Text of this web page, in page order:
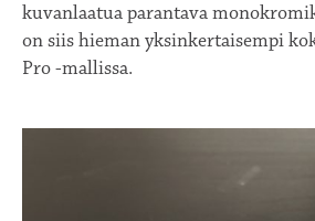
kuvanlaatua parantava
on siis hieman yksinkertaisempi
Pro -mallissa.